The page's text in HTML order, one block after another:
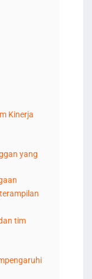
Kinerja
yang
tim